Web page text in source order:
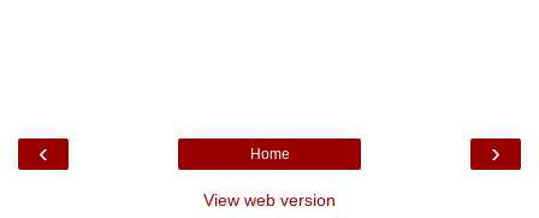
‹ ›
Home
View web version